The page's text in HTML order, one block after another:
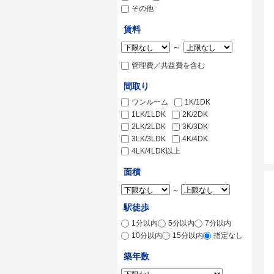
その他
賃料
～
管理費／共益費を含む
間取り
ワンルーム
1K/1DK
1LK/1LDK
2K/2DK
2LK/2LDK
3K/3DK
3LK/3LDK
4K/4DK
4LK/4LDK以上
面積
～
駅徒歩
1分以内 5分以内
7分以内
10分以内
15分以内 指定なし
築年数